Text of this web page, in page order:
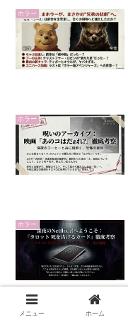
ホラー
ホラー
ホラー
メニュー ホーム